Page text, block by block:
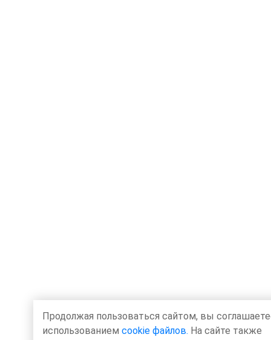
Продолжая пользоваться сайтом, вы
использованием cookie файлов. На сайте также